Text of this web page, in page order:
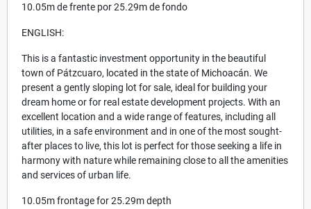
10.05m de frente por 25.29m de fondo
ENGLISH:
This is a fantastic investment opportunity in the beautiful
town of Pátzcuaro, located in the state of Michoacán. We
present a gently sloping lot for sale, ideal for building your
dream home or for real estate development projects. With an
excellent location and a wide range of features, including all
utilities, in a safe environment and in one of the most sought-
after places to live, this lot is perfect for those seeking a life in
harmony with nature while remaining close to all the amenities
and services of urban life.
10.05m frontage for 25.29m depth